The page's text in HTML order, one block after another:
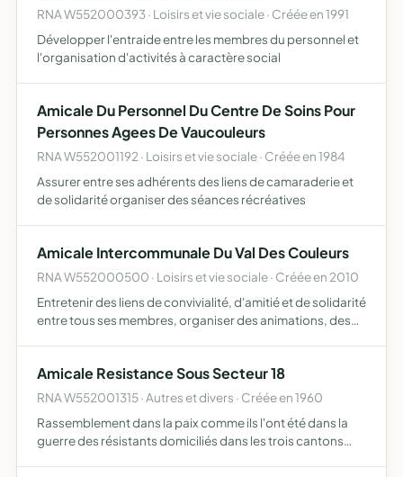
RNA W552000393 · Loisirs et vie sociale · Créée en 1991
Développer l'entraide entre les membres du personnel et
l'organisation d'activités à caractère social
Amicale Du Personnel Du Centre De Soins Pour
Personnes Agees De Vaucouleurs
RNA W552001192 · Loisirs et vie sociale · Créée en 1984
Assurer entre ses adhérents des liens de camaraderie et
de solidarité organiser des séances récréatives
Amicale Intercommunale Du Val Des Couleurs
RNA W552000500 · Loisirs et vie sociale · Créée en 2010
Entretenir des liens de convivialité, d'amitié et de solidarité
entre tous ses membres, organiser des animations, des
Amicale Resistance Sous Secteur 18
RNA W552001315 · Autres et divers · Créée en 1960
Rassemblement dans la paix comme ils l'ont été dans la
guerre des résistants domiciliés dans les trois cantons